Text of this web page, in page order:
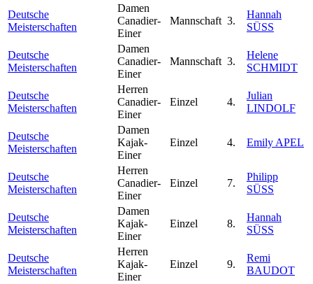
Deutsche
Meisterschaften
Damen
Canadier-
Einer
Mannschaft 3.
Hannah
SÜSS
Deutsche
Meisterschaften
Damen
Canadier-
Einer
Mannschaft 3.
Helene
SCHMIDT
Deutsche
Meisterschaften
Herren
Canadier-
Einer
Einzel 4.
Julian
LINDOLF
Deutsche
Meisterschaften
Damen
Kajak-
Einer
Einzel 4. Emily APEL
Deutsche
Meisterschaften
Herren
Canadier-
Einer
Einzel 7.
Philipp
SÜSS
Deutsche
Meisterschaften
Damen
Kajak-
Einer
Einzel 8.
Hannah
SÜSS
Deutsche
Meisterschaften
Herren
Kajak-
Einer
Einzel 9.
Remi
BAUDOT